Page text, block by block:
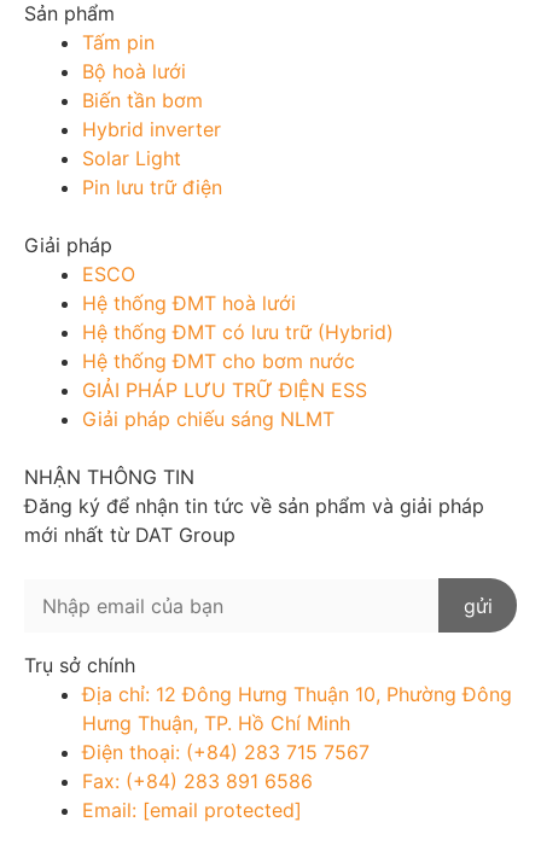
Sản phẩm
Tấm pin
Bộ hoà lưới
Biến tần bơm
Hybrid inverter
Solar Light
Pin lưu trữ điện
Giải pháp
ESCO
Hệ thống ĐMT hoà lưới
Hệ thống ĐMT có lưu trữ (Hybrid)
Hệ thống ĐMT cho bơm nước
GIẢI PHÁP LƯU TRỮ ĐIỆN ESS
Giải pháp chiếu sáng NLMT
NHẬN THÔNG TIN
Đăng ký để nhận tin tức về sản phẩm và giải pháp
mới nhất từ DAT Group
Trụ sở chính
Địa chỉ: 12 Đông Hưng Thuận 10, Phường Đông
Hưng Thuận, TP. Hồ Chí Minh
Điện thoại: (+84) 283 715 7567
Fax: (+84) 283 891 6586
Email: [email protected]